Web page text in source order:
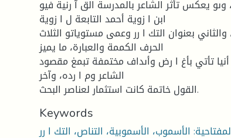
يعكس تأثر الشاعر بالمدرسة الق آ رنية فيو
ابن ا زوية أحمد التابعة ل ا زوية
بعنوان التك ا رر وعمى مستوياتو الثلاث
الحرف الكممة والعبارة، ما يميز
تأتي بأغ ا رض وأىداف مختمفة تبمغ مقصود
الشاعر وم ا رده، وآخر
القول خاتمة كانت استثمار لعناصر البحث.
Keywords